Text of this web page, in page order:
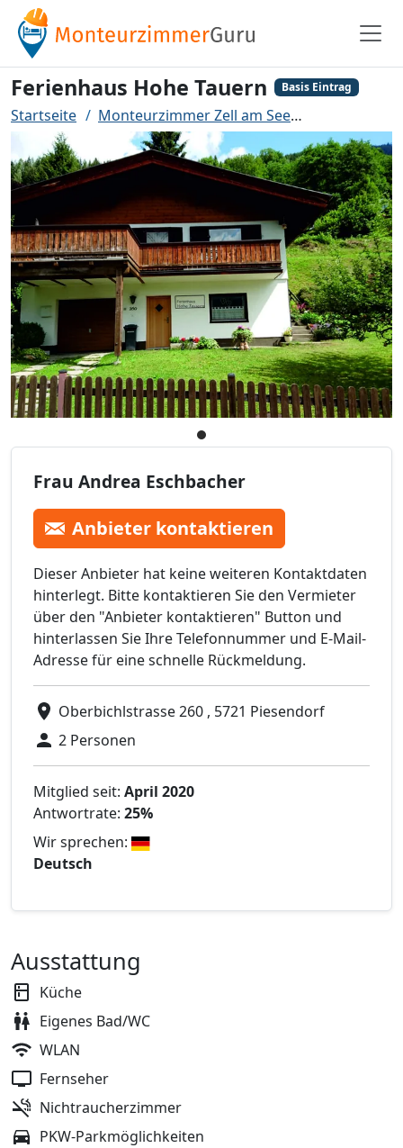
Ferienhaus Hohe Tauern Basis Eintrag
Startseite Monteurzimmer Zell am See
Frau Andrea Eschbacher
Anbieter kontaktieren
Dieser Anbieter hat keine weiteren Kontaktdaten
hinterlegt. Bitte kontaktieren Sie den Vermieter
über den "Anbieter kontaktieren" Button und
hinterlassen Sie Ihre Telefonnummer und E-Mail-
Adresse für eine schnelle Rückmeldung.
Oberbichlstrasse 260 , 5721 Piesendorf
2 Personen
Mitglied seit: April 2020
Antwortrate: 25%
Wir sprechen:
Deutsch
Ausstattung
Küche
Eigenes Bad/WC
WLAN
Fernseher
Nichtraucherzimmer
PKW-Parkmöglichkeiten